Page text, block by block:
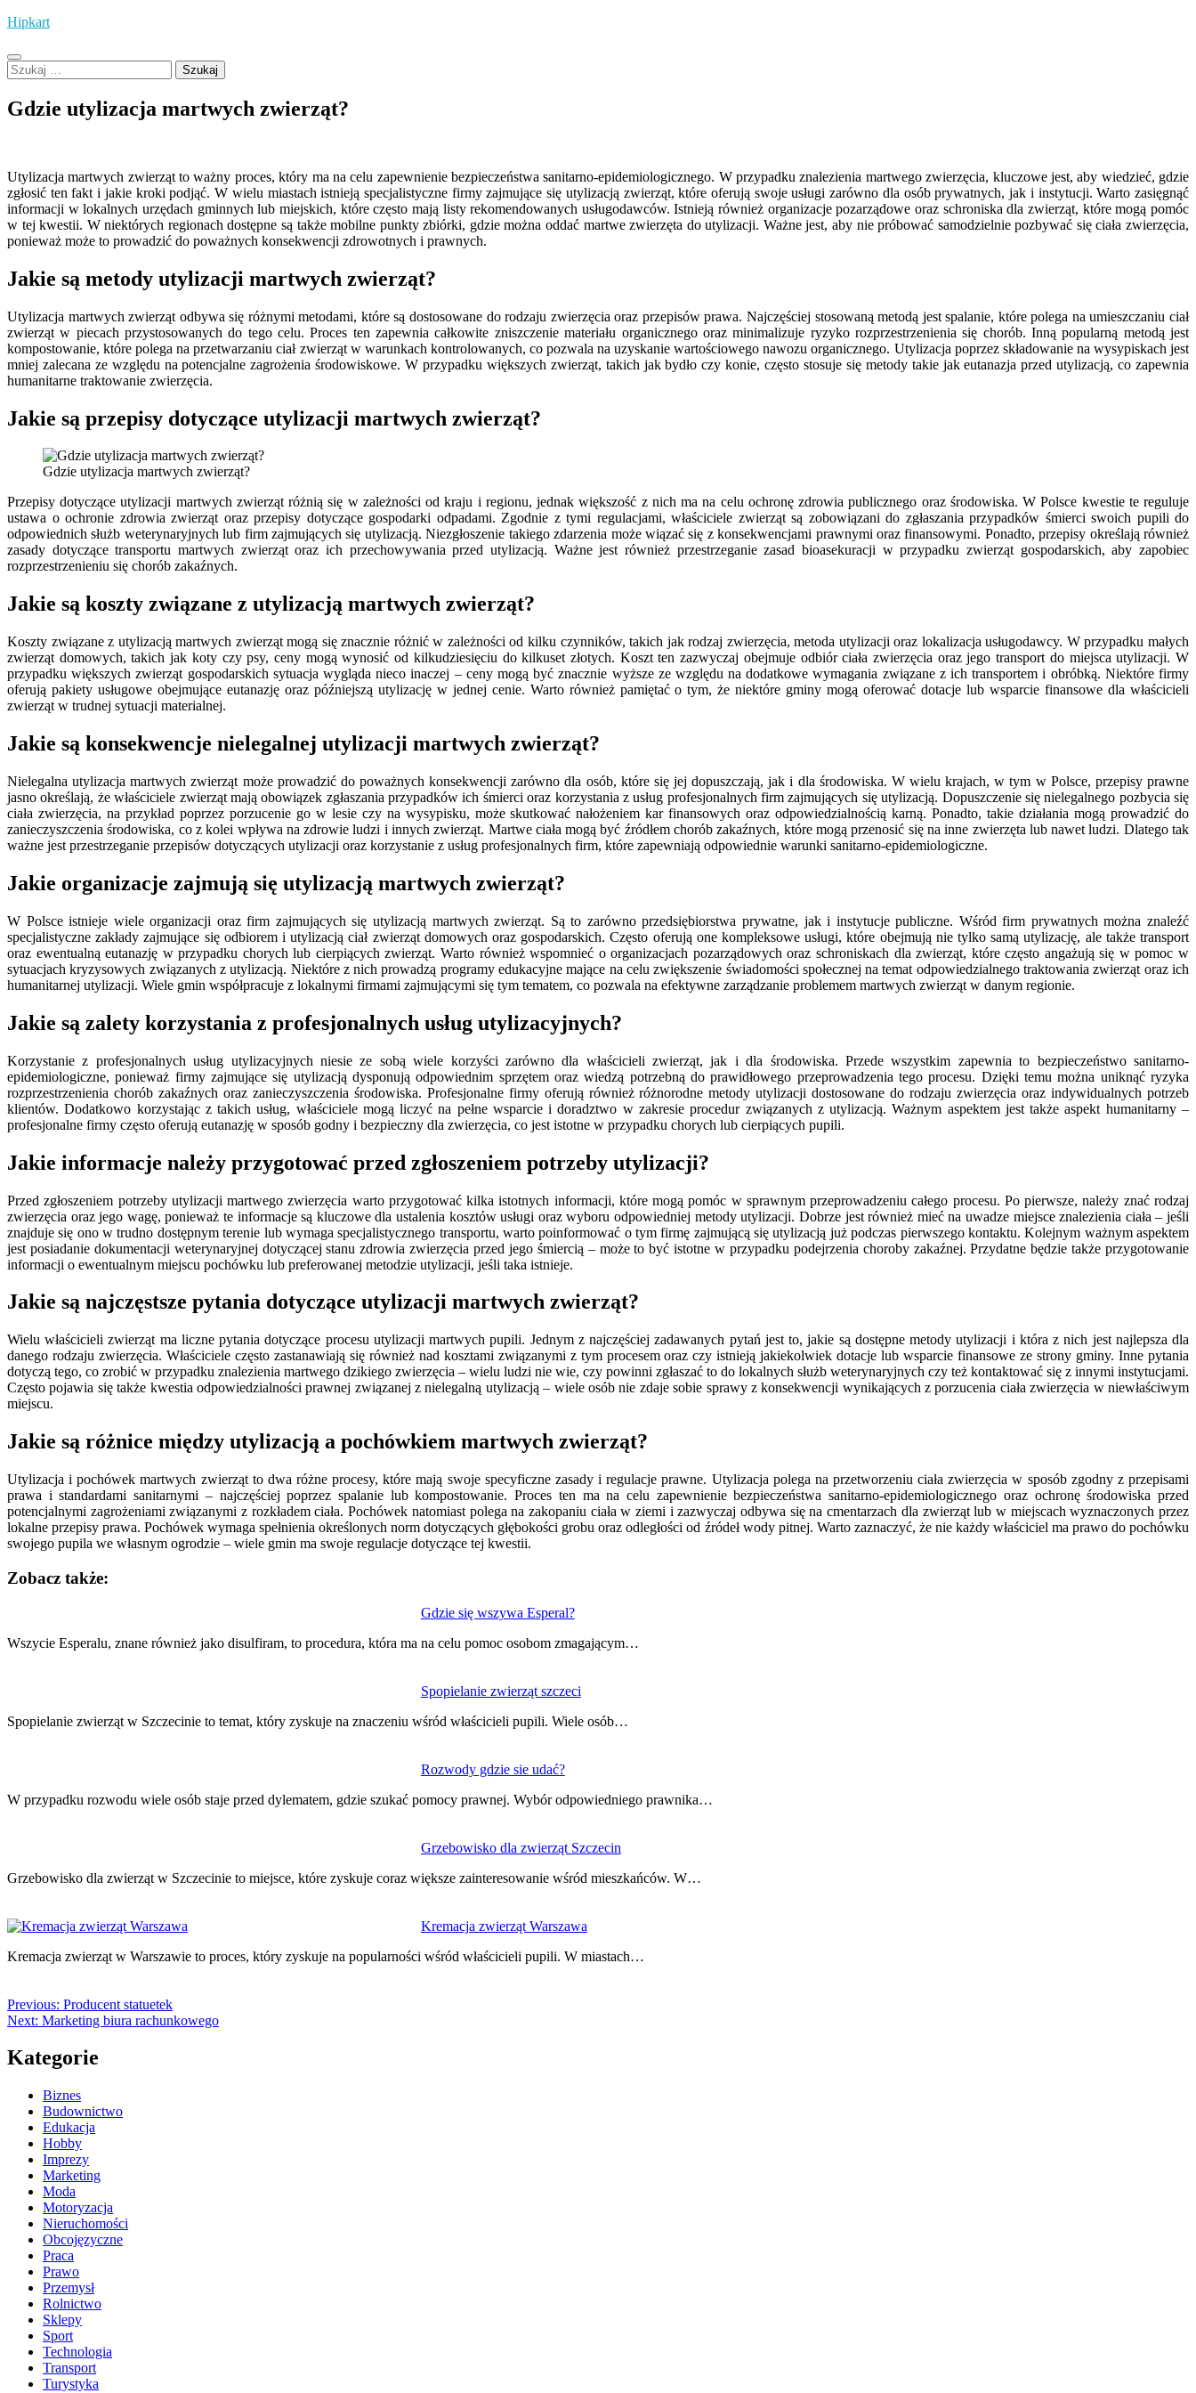
Skip
content
Hipkart
Szukaj:
Gdzie utylizacja martwych zwierząt?
Utylizacja martwych zwierząt to ważny proces, który ma na celu zapewnienie bezpieczeństwa sanitarno-epidemiologicznego. W przypadku znalezienia martwego zwierzęcia, kluczowe jest, aby wiedzieć, gdzie
zgłosić ten fakt i jakie kroki podjąć. W wielu miastach istnieją specjalistyczne firmy zajmujące się utylizacją zwierząt, które oferują swoje usługi zarówno dla osób prywatnych, jak i instytucji. Warto zasięgnąć
informacji w lokalnych urzędach gminnych lub miejskich, które często mają listy rekomendowanych usługodawców. Istnieją również organizacje pozarządowe oraz schroniska dla zwierząt, które mogą pomóc
w tej kwestii. W niektórych regionach dostępne są także mobilne punkty zbiórki, gdzie można oddać martwe zwierzęta do utylizacji. Ważne jest, aby nie próbować samodzielnie pozbywać się ciała zwierzęcia,
ponieważ może to prowadzić do poważnych konsekwencji zdrowotnych i prawnych.
Jakie są metody utylizacji martwych zwierząt?
Utylizacja martwych zwierząt odbywa się różnymi metodami, które są dostosowane do rodzaju zwierzęcia oraz przepisów prawa. Najczęściej stosowaną metodą jest spalanie, które polega na umieszczaniu ciał
zwierząt w piecach przystosowanych do tego celu. Proces ten zapewnia całkowite zniszczenie materiału organicznego oraz minimalizuje ryzyko rozprzestrzenienia się chorób. Inną popularną metodą jest
kompostowanie, które polega na przetwarzaniu ciał zwierząt w warunkach kontrolowanych, co pozwala na uzyskanie wartościowego nawozu organicznego. Utylizacja poprzez składowanie na wysypiskach jest
mniej zalecana ze względu na potencjalne zagrożenia środowiskowe. W przypadku większych zwierząt, takich jak bydło czy konie, często stosuje się metody takie jak eutanazja przed utylizacją, co zapewnia
humanitarne traktowanie zwierzęcia.
Jakie są przepisy dotyczące utylizacji martwych zwierząt?
Gdzie utylizacja martwych zwierząt?
Przepisy dotyczące utylizacji martwych zwierząt różnią się w zależności od kraju i regionu, jednak większość z nich ma na celu ochronę zdrowia publicznego oraz środowiska. W Polsce kwestie te reguluje
ustawa o ochronie zdrowia zwierząt oraz przepisy dotyczące gospodarki odpadami. Zgodnie z tymi regulacjami, właściciele zwierząt są zobowiązani do zgłaszania przypadków śmierci swoich pupili do
odpowiednich służb weterynaryjnych lub firm zajmujących się utylizacją. Niezgłoszenie takiego zdarzenia może wiązać się z konsekwencjami prawnymi oraz finansowymi. Ponadto, przepisy określają również
zasady dotyczące transportu martwych zwierząt oraz ich przechowywania przed utylizacją. Ważne jest również przestrzeganie zasad bioasekuracji w przypadku zwierząt gospodarskich, aby zapobiec
rozprzestrzenieniu się chorób zakaźnych.
Jakie są koszty związane z utylizacją martwych zwierząt?
Koszty związane z utylizacją martwych zwierząt mogą się znacznie różnić w zależności od kilku czynników, takich jak rodzaj zwierzęcia, metoda utylizacji oraz lokalizacja usługodawcy. W przypadku małych
zwierząt domowych, takich jak koty czy psy, ceny mogą wynosić od kilkudziesięciu do kilkuset złotych. Koszt ten zazwyczaj obejmuje odbiór ciała zwierzęcia oraz jego transport do miejsca utylizacji. W
przypadku większych zwierząt gospodarskich sytuacja wygląda nieco inaczej – ceny mogą być znacznie wyższe ze względu na dodatkowe wymagania związane z ich transportem i obróbką. Niektóre firmy
oferują pakiety usługowe obejmujące eutanazję oraz późniejszą utylizację w jednej cenie. Warto również pamiętać o tym, że niektóre gminy mogą oferować dotacje lub wsparcie finansowe dla właścicieli
zwierząt w trudnej sytuacji materialnej.
Jakie są konsekwencje nielegalnej utylizacji martwych zwierząt?
Nielegalna utylizacja martwych zwierząt może prowadzić do poważnych konsekwencji zarówno dla osób, które się jej dopuszczają, jak i dla środowiska. W wielu krajach, w tym w Polsce, przepisy prawne
jasno określają, że właściciele zwierząt mają obowiązek zgłaszania przypadków ich śmierci oraz korzystania z usług profesjonalnych firm zajmujących się utylizacją. Dopuszczenie się nielegalnego pozbycia się
ciała zwierzęcia, na przykład poprzez porzucenie go w lesie czy na wysypisku, może skutkować nałożeniem kar finansowych oraz odpowiedzialnością karną. Ponadto, takie działania mogą prowadzić do
zanieczyszczenia środowiska, co z kolei wpływa na zdrowie ludzi i innych zwierząt. Martwe ciała mogą być źródłem chorób zakaźnych, które mogą przenosić się na inne zwierzęta lub nawet ludzi. Dlatego tak
ważne jest przestrzeganie przepisów dotyczących utylizacji oraz korzystanie z usług profesjonalnych firm, które zapewniają odpowiednie warunki sanitarno-epidemiologiczne.
Jakie organizacje zajmują się utylizacją martwych zwierząt?
W Polsce istnieje wiele organizacji oraz firm zajmujących się utylizacją martwych zwierząt. Są to zarówno przedsiębiorstwa prywatne, jak i instytucje publiczne. Wśród firm prywatnych można znaleźć
specjalistyczne zakłady zajmujące się odbiorem i utylizacją ciał zwierząt domowych oraz gospodarskich. Często oferują one kompleksowe usługi, które obejmują nie tylko samą utylizację, ale także transport
oraz ewentualną eutanazję w przypadku chorych lub cierpiących zwierząt. Warto również wspomnieć o organizacjach pozarządowych oraz schroniskach dla zwierząt, które często angażują się w pomoc w
sytuacjach kryzysowych związanych z utylizacją. Niektóre z nich prowadzą programy edukacyjne mające na celu zwiększenie świadomości społecznej na temat odpowiedzialnego traktowania zwierząt oraz ich
humanitarnej utylizacji. Wiele gmin współpracuje z lokalnymi firmami zajmującymi się tym tematem, co pozwala na efektywne zarządzanie problemem martwych zwierząt w danym regionie.
Jakie są zalety korzystania z profesjonalnych usług utylizacyjnych?
Korzystanie z profesjonalnych usług utylizacyjnych niesie ze sobą wiele korzyści zarówno dla właścicieli zwierząt, jak i dla środowiska. Przede wszystkim zapewnia to bezpieczeństwo sanitarno-
epidemiologiczne, ponieważ firmy zajmujące się utylizacją dysponują odpowiednim sprzętem oraz wiedzą potrzebną do prawidłowego przeprowadzenia tego procesu. Dzięki temu można uniknąć ryzyka
rozprzestrzenienia chorób zakaźnych oraz zanieczyszczenia środowiska. Profesjonalne firmy oferują również różnorodne metody utylizacji dostosowane do rodzaju zwierzęcia oraz indywidualnych potrzeb
klientów. Dodatkowo korzystając z takich usług, właściciele mogą liczyć na pełne wsparcie i doradztwo w zakresie procedur związanych z utylizacją. Ważnym aspektem jest także aspekt humanitarny –
profesjonalne firmy często oferują eutanazję w sposób godny i bezpieczny dla zwierzęcia, co jest istotne w przypadku chorych lub cierpiących pupili.
Jakie informacje należy przygotować przed zgłoszeniem potrzeby utylizacji?
Przed zgłoszeniem potrzeby utylizacji martwego zwierzęcia warto przygotować kilka istotnych informacji, które mogą pomóc w sprawnym przeprowadzeniu całego procesu. Po pierwsze, należy znać rodzaj
zwierzęcia oraz jego wagę, ponieważ te informacje są kluczowe dla ustalenia kosztów usługi oraz wyboru odpowiedniej metody utylizacji. Dobrze jest również mieć na uwadze miejsce znalezienia ciała – jeśli
znajduje się ono w trudno dostępnym terenie lub wymaga specjalistycznego transportu, warto poinformować o tym firmę zajmującą się utylizacją już podczas pierwszego kontaktu. Kolejnym ważnym aspektem
jest posiadanie dokumentacji weterynaryjnej dotyczącej stanu zdrowia zwierzęcia przed jego śmiercią – może to być istotne w przypadku podejrzenia choroby zakaźnej. Przydatne będzie także przygotowanie
informacji o ewentualnym miejscu pochówku lub preferowanej metodzie utylizacji, jeśli taka istnieje.
Jakie są najczęstsze pytania dotyczące utylizacji martwych zwierząt?
Wielu właścicieli zwierząt ma liczne pytania dotyczące procesu utylizacji martwych pupili. Jednym z najczęściej zadawanych pytań jest to, jakie są dostępne metody utylizacji i która z nich jest najlepsza dla
danego rodzaju zwierzęcia. Właściciele często zastanawiają się również nad kosztami związanymi z tym procesem oraz czy istnieją jakiekolwiek dotacje lub wsparcie finansowe ze strony gminy. Inne pytania
dotyczą tego, co zrobić w przypadku znalezienia martwego dzikiego zwierzęcia – wielu ludzi nie wie, czy powinni zgłaszać to do lokalnych służb weterynaryjnych czy też kontaktować się z innymi instytucjami.
Często pojawia się także kwestia odpowiedzialności prawnej związanej z nielegalną utylizacją – wiele osób nie zdaje sobie sprawy z konsekwencji wynikających z porzucenia ciała zwierzęcia w niewłaściwym
miejscu.
Jakie są różnice między utylizacją a pochówkiem martwych zwierząt?
Utylizacja i pochówek martwych zwierząt to dwa różne procesy, które mają swoje specyficzne zasady i regulacje prawne. Utylizacja polega na przetworzeniu ciała zwierzęcia w sposób zgodny z przepisami
prawa i standardami sanitarnymi – najczęściej poprzez spalanie lub kompostowanie. Proces ten ma na celu zapewnienie bezpieczeństwa sanitarno-epidemiologicznego oraz ochronę środowiska przed
potencjalnymi zagrożeniami związanymi z rozkładem ciała. Pochówek natomiast polega na zakopaniu ciała w ziemi i zazwyczaj odbywa się na cmentarzach dla zwierząt lub w miejscach wyznaczonych przez
lokalne przepisy prawa. Pochówek wymaga spełnienia określonych norm dotyczących głębokości grobu oraz odległości od źródeł wody pitnej. Warto zaznaczyć, że nie każdy właściciel ma prawo do pochówku
swojego pupila we własnym ogrodzie – wiele gmin ma swoje regulacje dotyczące tej kwestii.
Zobacz także:
Gdzie się wszywa Esperal?
Wszycie Esperalu, znane również jako disulfiram, to procedura, która ma na celu pomoc osobom zmagającym…
Spopielanie zwierząt szczeci
Spopielanie zwierząt w Szczecinie to temat, który zyskuje na znaczeniu wśród właścicieli pupili. Wiele osób…
Rozwody gdzie sie udać?
W przypadku rozwodu wiele osób staje przed dylematem, gdzie szukać pomocy prawnej. Wybór odpowiedniego prawnika…
Grzebowisko dla zwierząt Szczecin
Grzebowisko dla zwierząt w Szczecinie to miejsce, które zyskuje coraz większe zainteresowanie wśród mieszkańców. W…
Kremacja zwierząt Warszawa
Kremacja zwierząt w Warszawie to proces, który zyskuje na popularności wśród właścicieli pupili. W miastach…
wpisu
Previous: Producent statuetek
Next: Marketing biura rachunkowego
Kategorie
Biznes
Budownictwo
Edukacja
Hobby
Imprezy
Marketing
Moda
Motoryzacja
Nieruchomości
Obcojęzyczne
Praca
Prawo
Przemysł
Rolnictwo
Sklepy
Sport
Technologia
Transport
Turystyka